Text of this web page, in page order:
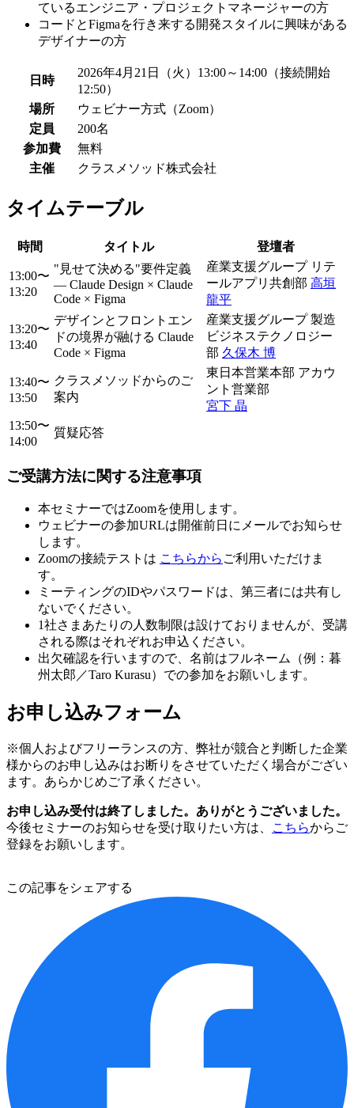
ているエンジニア・プロジェクトマネージャーの方
コードとFigmaを行き来する開発スタイルに興味がある
デザイナーの方
日時
2026年4月21日（火）13:00～14:00（接続開始
12:50）
場所
ウェビナー方式（Zoom）
定員
200名
参加費
無料
主催
クラスメソッド株式会社
タイムテーブル
時間 タイトル 登壇者
13:00〜
13:20
"見せて決める"要件定義
— Claude Design × Claude
Code × Figma
産業支援グループ リテ
ールアプリ共創部 高垣
龍平
13:20〜
13:40
デザインとフロントエン
ドの境界が融ける Claude
Code × Figma
産業支援グループ 製造
ビジネステクノロジー
部 久保木 博
13:40〜
13:50
クラスメソッドからのご
案内
東日本営業本部 アカウ
ント営業部
宮下 晶
13:50〜
14:00
質疑応答
ご受講方法に関する注意事項
本セミナーではZoomを使用します。
ウェビナーの参加URLは開催前日にメールでお知らせ
します。
Zoomの接続テストは こちらから ご利用いただけま
す。
ミーティングのIDやパスワードは、第三者には共有し
ないでください。
1社さまあたりの人数制限は設けておりませんが、受講
される際はそれぞれお申込ください。
出欠確認を行いますので、名前はフルネーム（例：暮
州太郎／Taro Kurasu）での参加をお願いします。
お申し込みフォーム
※個人およびフリーランスの方、弊社が競合と判断した企業
様からのお申し込みはお断りをさせていただく場合がござい
ます。あらかじめご了承ください。
お申し込み受付は終了しました。ありがとうございました。
今後セミナーのお知らせを受け取りたい方は、
こちらからご
登録をお願いします。
この記事をシェアする